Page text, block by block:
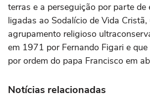
terras e a perseguição por parte de
ligadas ao Sodalício de Vida Cristã,
agrupamento religioso
em 1971 por Fernando Figari e
por ordem do papa Francisco em
Notícias relacionadas